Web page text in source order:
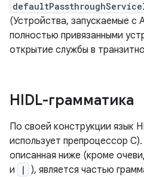
(Устройства, запускаемые с
полностью привязанными
открытие службы в
HIDL-грамматика
По своей конструкции язык
использует препроцессор
описанная ниже (кроме
и | ), является частью